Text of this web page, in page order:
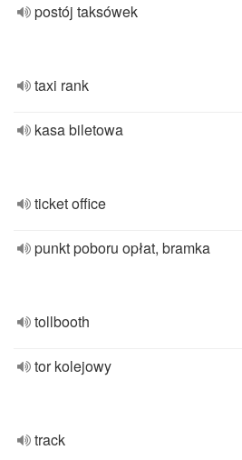
postój taksówek
taxi rank
kasa biletowa
ticket office
punkt poboru opłat, bramka
tollbooth
tor kolejowy
track